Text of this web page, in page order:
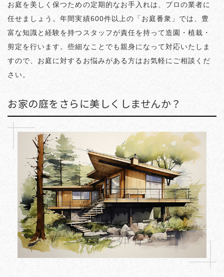
お庭を美しく保つための定期的なお手入れは、プロの業者に
任せましょう。年間実績600件以上の「お庭番衆」では、豊
富な知識と経験を持つスタッフが責任を持って造園・植栽・
剪定を行います。些細なことでも親身になって対応いたしま
すので、お庭に対するお悩みがある方はお気軽にご相談くだ
さい。
お家の庭をさらに美しくしませんか？